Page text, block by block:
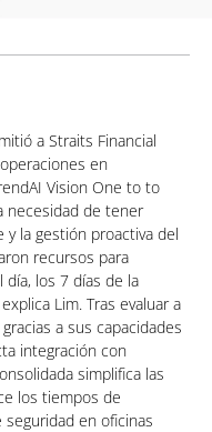
a Straits Financial
en
Vision One to to
necesidad de tener
y la gestión proactiva del
recursos para
los 7 días de la
Lim. Tras evaluar a
a sus capacidades
integración con
simplifica las
los tiempos de
en oficinas